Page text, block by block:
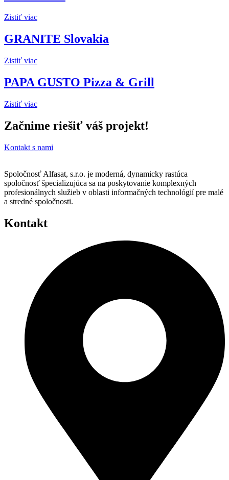
Zistiť viac
GRANITE Slovakia
Zistiť viac
PAPA GUSTO Pizza & Grill
Zistiť viac
Začnime riešiť váš projekt!
Kontakt s nami
Spoločnosť Alfasat, s.r.o. je moderná, dynamicky rastúca
spoločnosť špecializujúca sa na poskytovanie komplexných
profesionálnych služieb v oblasti informačných technológií pre malé
a stredné spoločnosti.
Kontakt